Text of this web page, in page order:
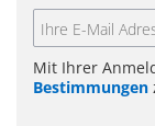
Mit Ihrer
Bestimmungen